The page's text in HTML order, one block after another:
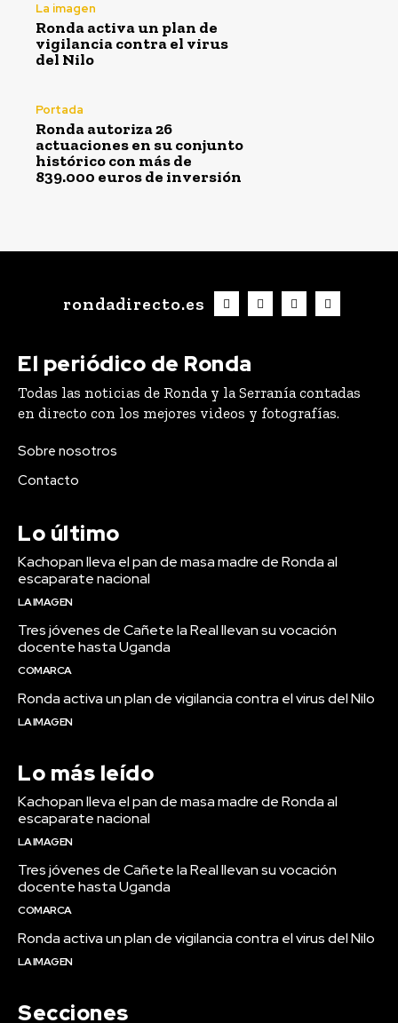
La imagen
Ronda activa un plan de
vigilancia contra el virus
del Nilo
Portada
Ronda autoriza 26
actuaciones en su conjunto
histórico con más de
839.000 euros de inversión
rondadirecto.es
El periódico de Ronda
Todas las noticias de Ronda y la Serranía contadas
en directo con los mejores videos y fotografías.
Sobre nosotros
Contacto
Lo último
Kachopan lleva el pan de masa madre de Ronda al
escaparate nacional
LA IMAGEN
Tres jóvenes de Cañete la Real llevan su vocación
docente hasta Uganda
COMARCA
Ronda activa un plan de vigilancia contra el virus del Nilo
LA IMAGEN
Lo más leído
Kachopan lleva el pan de masa madre de Ronda al
escaparate nacional
LA IMAGEN
Tres jóvenes de Cañete la Real llevan su vocación
docente hasta Uganda
COMARCA
Ronda activa un plan de vigilancia contra el virus del Nilo
LA IMAGEN
Secciones